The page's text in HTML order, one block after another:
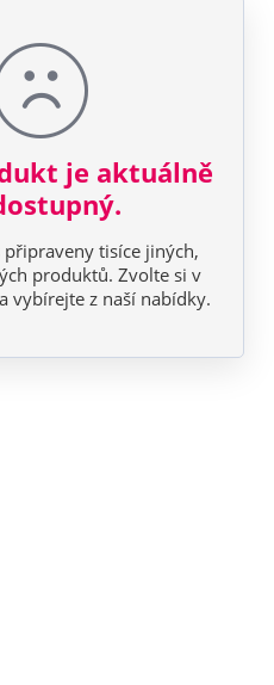
je aktuálně
připraveny tisíce jiných,
produktů. Zvolte si v
vybírejte z naší nabídky.